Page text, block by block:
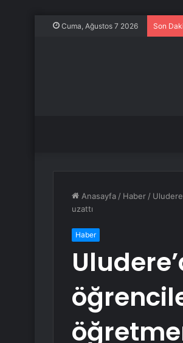
Cuma, Ağustos 7 2026 Son
Anasayfa / Haber /
uzattı
Haber